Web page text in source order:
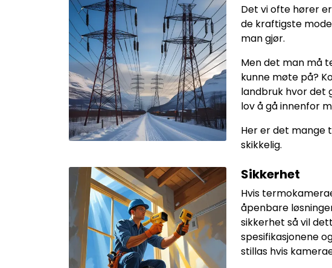
Det vi ofte hører
de kraftigste
man gjør.
Men det man må
kunne møte på?
landbruk hvor det
lov å gå innenfor
Her er det mange
skikkelig.
Sikkerhet
Hvis
åpenbare
sikkerhet så vil
spesifikasjonene
stillas hvis